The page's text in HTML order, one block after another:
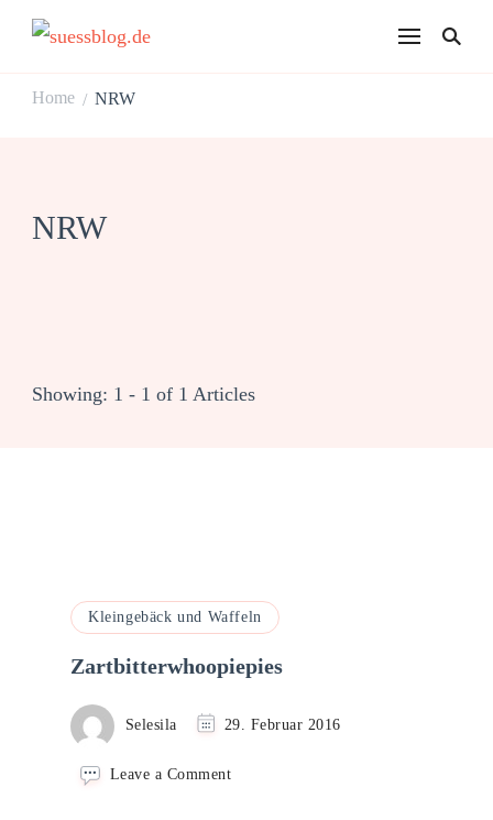
Home / NRW
NRW
Showing: 1 - 1 of 1 Articles
Kleingebäck und Waffeln
Zartbitterwhoopiepies
Selesila 29. Februar 2016
Leave a Commenton